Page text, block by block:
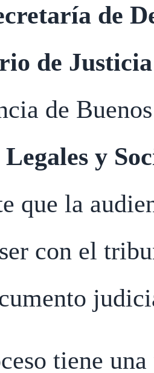
de
de
de
y
que la
con el
tiene